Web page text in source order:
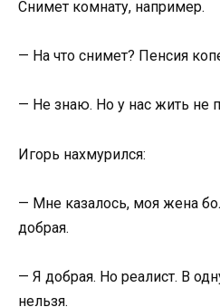
Снимет комнату, например.
— На что снимет? Пенсия
— Не знаю. Но у нас жить не
Игорь нахмурился:
— Мне казалось, моя жена
добрая.
— Я добрая. Но реалист. В
нельзя.